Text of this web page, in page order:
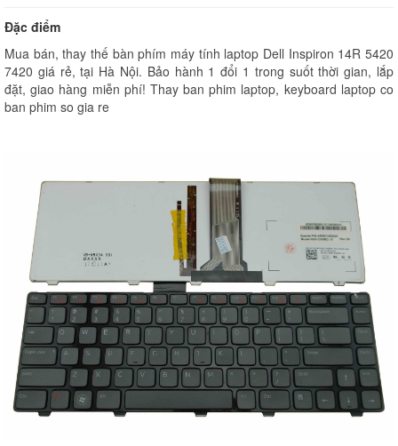
Đặc điểm
Mua bán, thay thế bàn phím máy tính laptop Dell Inspiron 14R 5420
7420 giá rẻ, tại Hà Nội. Bảo hành 1 đổi 1 trong suốt thời gian, lắp
đặt, giao hàng miễn phí! Thay ban phim laptop, keyboard laptop co
ban phim so gia re